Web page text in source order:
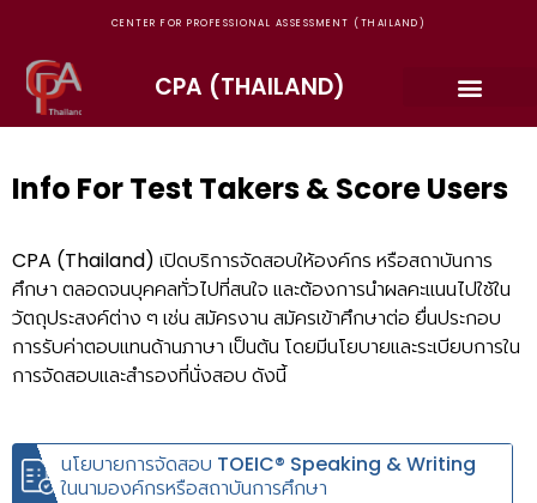
CENTER FOR PROFESSIONAL ASSESSMENT (THAILAND)
CPA (THAILAND)
Info For Test Takers & Score Users
CPA (Thailand) เปิดบริการจัดสอบให้องค์กร หรือสถาบันการ
ศึกษา ตลอดจนบุคคลทั่วไปที่สนใจ และต้องการนำผลคะแนนไปใช้ใน
วัตถุประสงค์ต่าง ๆ เช่น สมัครงาน สมัครเข้าศึกษาต่อ ยื่นประกอบ
การรับค่าตอบแทนด้านภาษา เป็นต้น โดยมีนโยบายและระเบียบการใน
การจัดสอบและสำรองที่นั่งสอบ ดังนี้
นโยบายการจัดสอบ TOEIC® Speaking & Writing
ในนามองค์กรหรือสถาบันการศึกษา